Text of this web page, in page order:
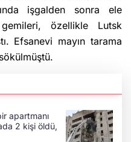
işgalden sonra ele
özellikle Lutsk
Efsanevi mayın tarama
apartmanı
2 kişi öldü,